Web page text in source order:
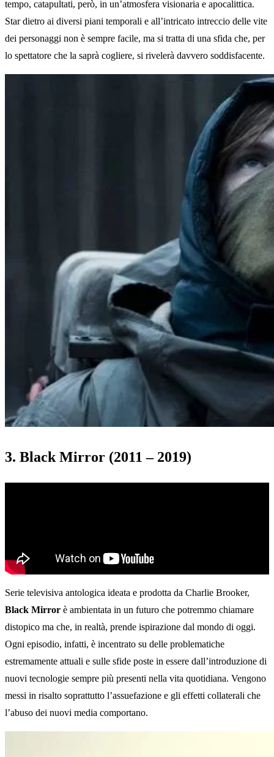
tempo, catapultati, però, in un’atmosfera visionaria e apocalittica.
Star dietro ai diversi piani temporali e all’intricato intreccio delle vite
dei personaggi non è sempre facile, ma si tratta di una sfida che, per
lo spettatore che la saprà cogliere, si rivelerà davvero soddisfacente.
3. Black Mirror (2011 – 2019)
Serie televisiva antologica ideata e prodotta da Charlie Brooker,
Black Mirror è ambientata in un futuro che potremmo chiamare
distopico ma che, in realtà, prende ispirazione dal mondo di oggi.
Ogni episodio, infatti, è incentrato su delle problematiche
estremamente attuali e sulle sfide poste in essere dall’introduzione di
nuovi tecnologie sempre più presenti nella vita quotidiana. Vengono
messi in risalto soprattutto l’assuefazione e gli effetti collaterali che
l’abuso dei nuovi media comportano.